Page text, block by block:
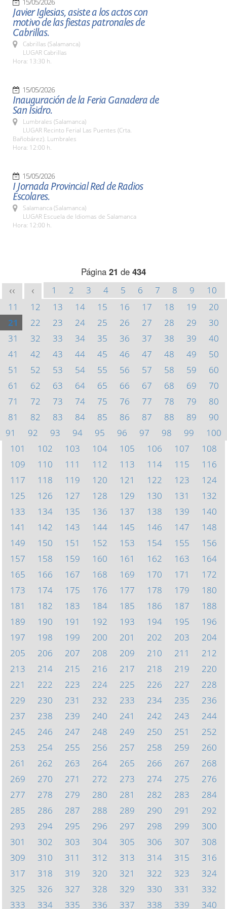
Javier Iglesias, asiste a los actos con
motivo de las fiestas patronales de
Cabrillas.
Cabrillas (Salamanca)
LUGAR Cabrillas
Hora: 13:30 h.
15/05/2026
Inauguración de la Feria Ganadera de
San Isidro.
Lumbrales (Salamanca)
LUGAR Recinto Ferial Las Puentes (Crta.
Bañobárez). Lumbrales
Hora: 12:00 h.
15/05/2026
I Jornada Provincial Red de Radios
Escolares.
Salamanca (Salamanca)
LUGAR Escuela de Idiomas de Salamanca
Hora: 12:00 h.
Página 21 de 434
<< < 1 2 3 4 5 6 7 8 9
10
11
12 13 14 15 16 17 18 19
20
21
22 23 24 25 26 27 28 29
30
31
32 33 34 35 36 37 38 39
40
41
42 43 44 45 46 47 48 49
50
51
52 53 54 55 56 57 58 59
60
61
62 63 64 65 66 67 68 69
70
71
72 73 74 75 76 77 78 79
80
81
82 83 84 85 86 87 88 89
90
91
92 93 94 95 96 97 98 99
100
101
102 103 104 105 106 107
108
109
110 111 112 113 114 115
116
117
118 119 120 121 122 123
124
125
126 127 128 129 130 131
132
133
134 135 136 137 138 139
140
141
142 143 144 145 146 147
148
149
150 151 152 153 154 155
156
157
158 159 160 161 162 163
164
165
166 167 168 169 170 171
172
173
174 175 176 177 178 179
180
181
182 183 184 185 186 187
188
189
190 191 192 193 194 195
196
197
198 199 200 201 202 203
204
205
206 207 208 209 210 211
212
213
214 215 216 217 218 219
220
221
222 223 224 225 226 227
228
229
230 231 232 233 234 235
236
237
238 239 240 241 242 243
244
245
246 247 248 249 250 251
252
253
254 255 256 257 258 259
260
261
262 263 264 265 266 267
268
269
270 271 272 273 274 275
276
277
278 279 280 281 282 283
284
285
286 287 288 289 290 291
292
293
294 295 296 297 298 299
300
301
302 303 304 305 306 307
308
309
310 311 312 313 314 315
316
317
318 319 320 321 322 323
324
325
326 327 328 329 330 331
332
333
334 335 336 337 338 339 340